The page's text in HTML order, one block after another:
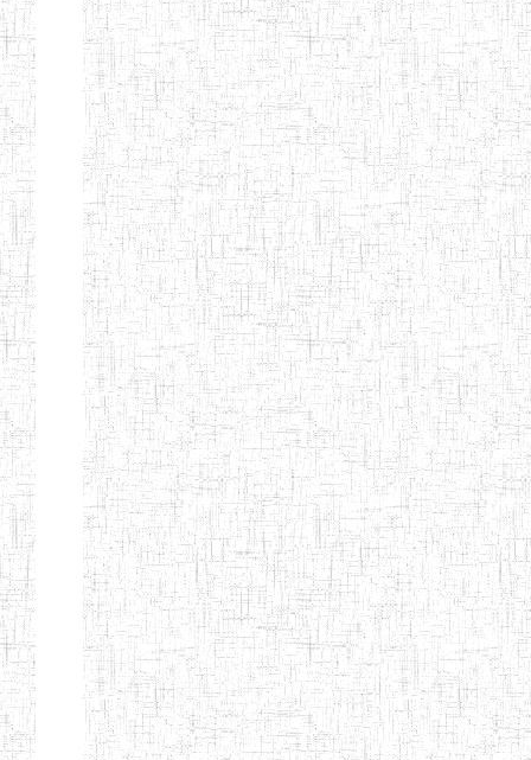
ENIEG DU HAUT
NKAM
12/08/2013 ENIEG
ENIEG BILINGUE
DE L'IPEP DE
BANDJOUN
05/09/2003 ENIEG
ENIEG PRIVEE
NANFAH
07/09/2012 ENIEG
ENPIEG TERESA
JANE
14/03/2014 ENIEG
ENIEG
MODERNE
SAINTE MARIE
04/08/2010 ENIEG
ENIEG PRIVEE
BILINGUE LES
BOSONS
04/08/2010 ENIEG
ENIEG BILINGUE
01/08/2014 ENIEG